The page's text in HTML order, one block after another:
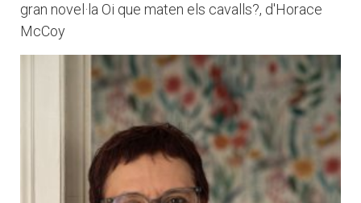
gran novel·la Oi que maten els cavalls?, d'Horace
McCoy